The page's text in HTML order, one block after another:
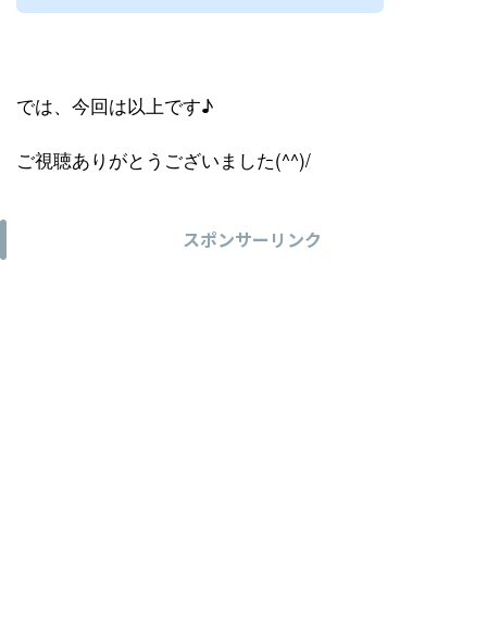
では、今回は以上です♪
ご視聴ありがとうございました(^^)/
スポンサーリンク